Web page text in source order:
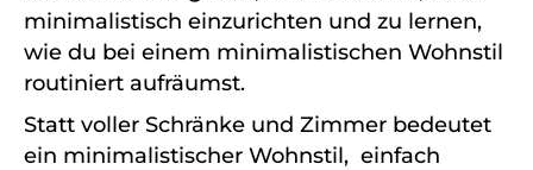
minimalistisch einzurichten und zu lernen,
wie du bei einem minimalistischen Wohnstil
routiniert aufräumst.
Statt voller Schränke und Zimmer bedeutet
ein minimalistischer Wohnstil, einfach